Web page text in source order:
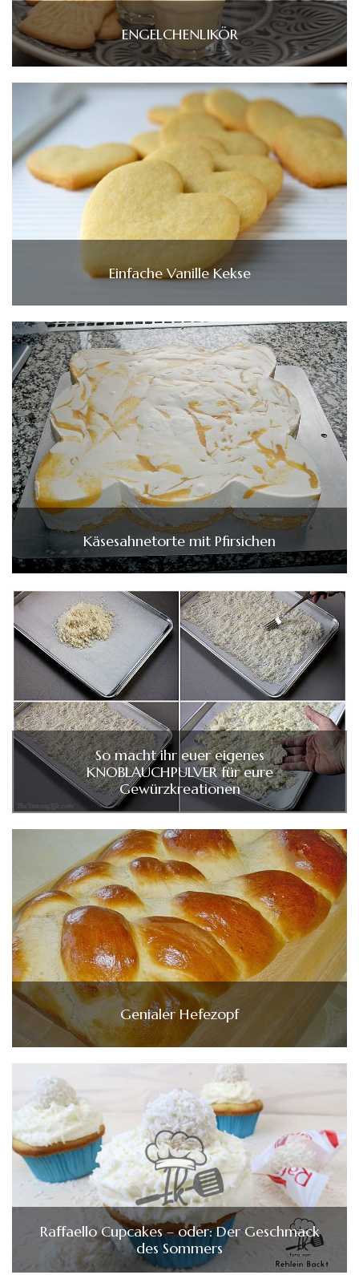
ENGELCHENLIKÖR
Einfache Vanille Kekse
Käsesahnetorte mit Pfirsichen
So macht ihr euer eigenes
KNOBLAUCHPULVER für eure
Gewürzkreationen
Genialer Hefezopf
Raffaello Cupcakes – oder: Der Geschmack
des Sommers